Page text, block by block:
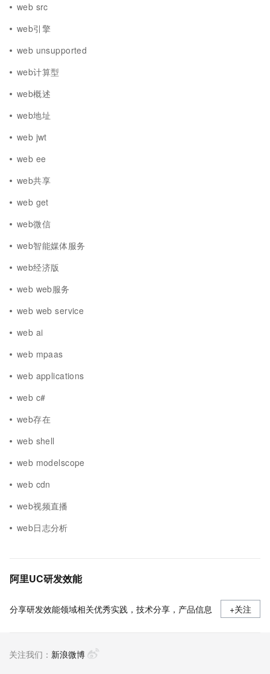
web src
web引擎
web unsupported
web计算型
web概述
web地址
web jwt
web ee
web共享
web get
web微信
web智能媒体服务
web经济版
web web服务
web web service
web ai
web mpaas
web applications
web c#
web存在
web shell
web modelscope
web cdn
web视频直播
web日志分析
阿里UC研发效能
分享研发效能领域相关优秀实践，技术分享，产品信息 +关注
关注我们： 新浪微博